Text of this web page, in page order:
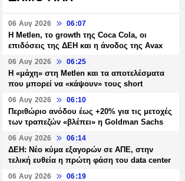
06 Αυγ 2026 06:07
H Metlen, το growth της Coca Cola, οι
επιδόσεις της ΔΕΗ και η άνοδος της Avax
06 Αυγ 2026 06:25
H «μάχη» στη Metlen και τα αποτελέσματα
που μπορεί να «κάψουν» τους short
06 Αυγ 2026 06:10
Περιθώριο ανόδου έως +20% για τις μετοχές
των τραπεζών «βλέπει» η Goldman Sachs
06 Αυγ 2026 06:14
ΔΕΗ: Νέο κύμα εξαγορών σε ΑΠΕ, στην
τελική ευθεία η πρώτη φάση του data center
06 Αυγ 2026 06:19